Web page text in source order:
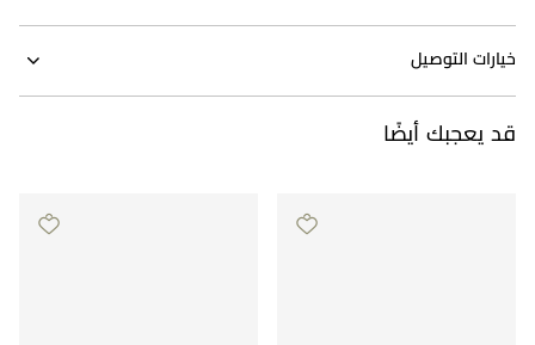
خيارات التوصيل
قد يعجبك أيضًا